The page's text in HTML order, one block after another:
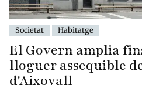
Societat Habitatge
El Govern amplia
lloguer assequible
d'Aixovall